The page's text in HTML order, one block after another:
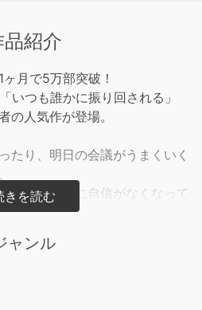
品紹介
月で5万部突破！
いつも誰かに振り回される」
の人気作が登場。
たり、明日の会議がうまくいく
聞くと、急に自信がなくなって
嫌われてる？
ャンル